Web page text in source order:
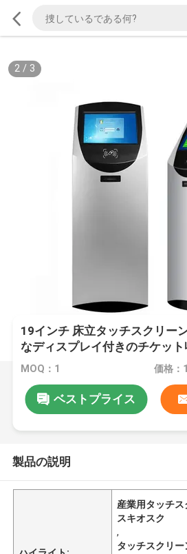
2/ 3
19インチ 床立タッチスクリー
なディスプレイ付きのチケッ
フサービスキオスク
MOQ：1 価格：
ベストプライス
製品の説明
産業用タッチ
スキオスク
,
タッチスクリ